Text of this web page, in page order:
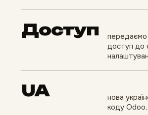
Доступ
передаємо
доступ до
UA
нова
коду